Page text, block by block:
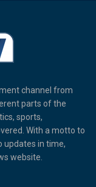
channel from
parts of the
sports,
With a motto to
updates in time,
website.